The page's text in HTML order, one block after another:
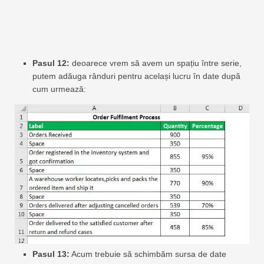
Pasul 12: deoarece vrem să avem un spațiu între serie,
putem adăuga rânduri pentru același lucru în date după
cum urmează:
Pasul 13: Acum trebuie să schimbăm sursa de date